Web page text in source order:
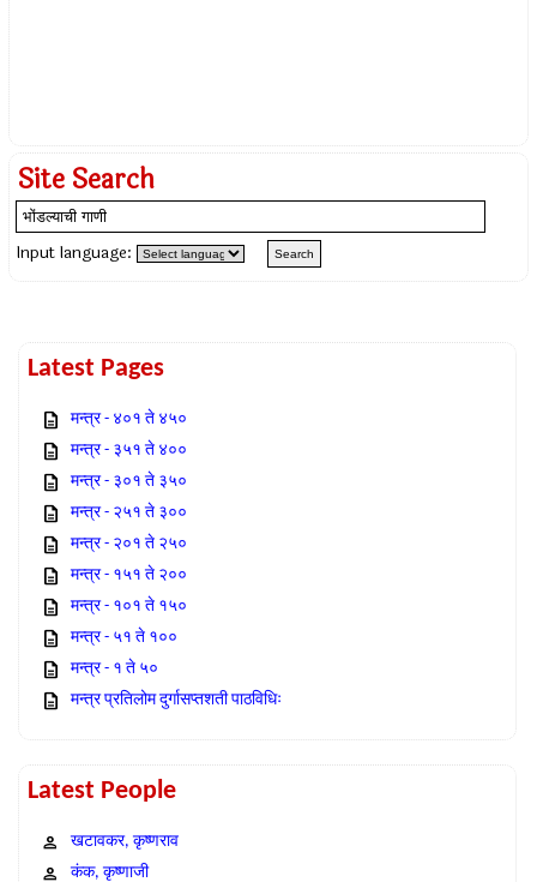
Site Search
Input language:
Latest Pages
मन्त्र - ४०१ ते ४५०
मन्त्र - ३५१ ते ४००
मन्त्र - ३०१ ते ३५०
मन्त्र - २५१ ते ३००
मन्त्र - २०१ ते २५०
मन्त्र - १५१ ते २००
मन्त्र - १०१ ते १५०
मन्त्र - ५१ ते १००
मन्त्र - १ ते ५०
मन्त्र प्रतिलोम दुर्गासप्तशती पाठविधिः
Latest People
खटावकर, कृष्णराव
कंक, कृष्णाजी